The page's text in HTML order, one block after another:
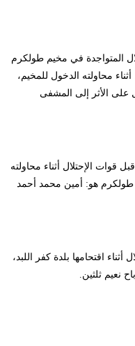
الإحتلال المتواجدة في مخيم طولكرم
محاولته الدخول للمخيم،
على الأثر إلى المشفى
قوات الإحتلال أثناء محاولته
طولكرم هو: أمين محمد أحمد
أثناء اقتحامها بلدة كفر اللبد،
نعيم ثلثين.